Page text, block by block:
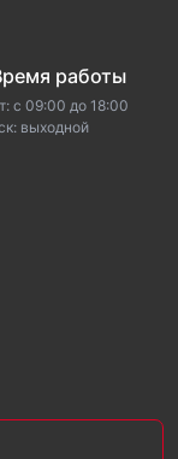
работы
с 09:00 до 18:00
выходной